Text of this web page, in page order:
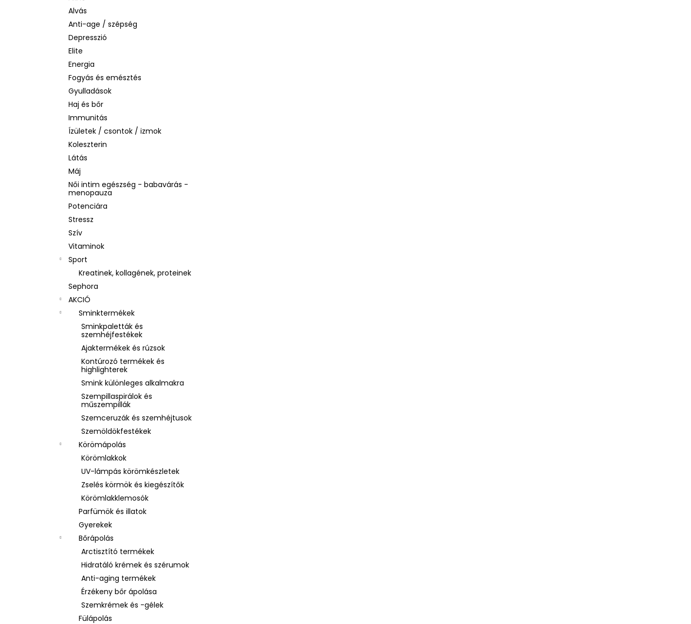
Alvás
Anti-age / szépség
Depresszió
Elite
Energia
Fogyás és emésztés
Gyulladások
Haj és bőr
Immunitás
Ízületek / csontok / izmok
Koleszterin
Látás
Máj
Női intim egészség - babavárás -
menopauza
Potenciára
Stressz
Szív
Vitaminok
Sport
Kreatinek, kollagének, proteinek
Sephora
AKCIÓ
Sminktermékek
Sminkpaletták és
szemhéjfestékek
Ajaktermékek és rúzsok
Kontúrozó termékek és
highlighterek
Smink különleges alkalmakra
Szempillaspirálok és
műszempillák
Szemceruzák és szemhéjtusok
Szemöldökfestékek
Körömápolás
Körömlakkok
UV-lámpás körömkészletek
Zselés körmök és kiegészítők
Körömlakklemosók
Parfümök és illatok
Gyerekek
Bőrápolás
Arctisztító termékek
Hidratáló krémek és szérumok
Anti-aging termékek
Érzékeny bőr ápolása
Szemkrémek és -gélek
Fülápolás
LA ROCHE-POSAY B5 RÁNCTALANÍTÓ
SZÉRUM ÉRZÉKENY BŐRRE, 10 ML
1 760 Ft
Korábbi: 4 580 Ft